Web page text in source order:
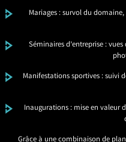
Mariages : survol du
Séminaires d’entreprise :
Manifestations sportives : suivi
Inaugurations : mise en valeur